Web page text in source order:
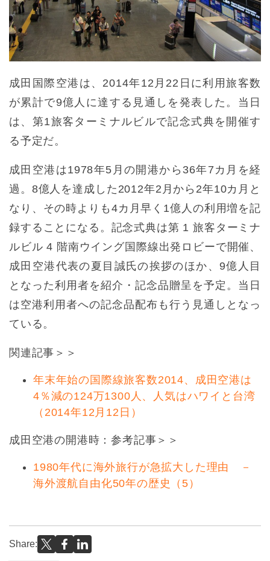
成田国際空港は、2014年12月22日に利用旅客数
が累計で9億人に達する見通しを発表した。当日
は、第1旅客ターミナルビルで記念式典を開催す
る予定だ。
成田空港は1978年5月の開港から36年7カ月を経
過。8億人を達成した2012年2月から2年10カ月と
なり、その時よりも4カ月早く1億人の利用増を記
録することになる。記念式典は第 1 旅客ターミナ
ルビル 4 階南ウイング国際線出発ロビーで開催、
成田空港代表の夏目誠氏の挨拶のほか、9億人目
となった利用者を紹介・記念品贈呈を予定。当日
は空港利用者への記念品配布も行う見通しとなっ
ている。
関連記事＞＞
年末年始の国際線旅客数2014、成田空港は
4％減の124万1300人、人気はハワイと台湾
（2014年12月12日）
成田空港の開港時：参考記事＞＞
1980年代に海外旅行が急拡大した理由 －
海外渡航自由化50年の歴史（5）
Share: